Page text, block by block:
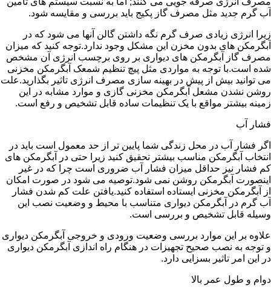
آب گرم جدید مثل مصرف گاز پکیج باید بررسی و مقایسه شود.
زیرا انرژی زیادی صرف گرم نگه داشتن گالن آنها می شود که در
آبگرمکن های بدون مخزن این مشکل وجود ندارد.توجه کنید که میزان
مصرف گاز آبگرمکن های دیواری بر روی برچسب انرژی آن مشخص
شده است.با توجه به مواردی مثل پیچ تنظیم شمعک آبگرمکن مخزنی
می توانید بیش از پیش در بهینه سازی مصرف انرژی تاثیر بگذارید.علت
روشن نشدن مشعل آبگرمکن مخزنی گازی و موارد مشابه در این
زمینه بیشتر مواقع با یک تنظیمات ساده قابل تشخیص و رفع است.
فشار آب
اگر فشار آب در محل زندگی شما پایین تر از حد معمول است باید در
انتخاب آبگرمکن مناسب بیشتر تحقیق کنید زیرا حتی در آبگرمکن های
کم فشار نیز حداقل میزان فشار آب ضروری است چرا که در غیر
اینصورت آبگرمکن روشن نمی شود.توصیه می شود در صورت امکان
از آبگرمکن مخزنی ایستاده استفاده کنید.یافتن علت کم شدن فشار
آب گرم در آبگرمکن دیواری متناسب با محیط و وضعیت نصب این
وسیله قابل تشخیص و بررسی است.
علاوه بر این موارد بررسی وضعیت ورودی و خروجی آبگرمکن دیواری
و توجه به نصب صحیح تجهیزات در هنگام راه اندازی آبگرمکن دیواری
در این امر تاثیر بسزایی دارد.
دوام و طول عمر بالا